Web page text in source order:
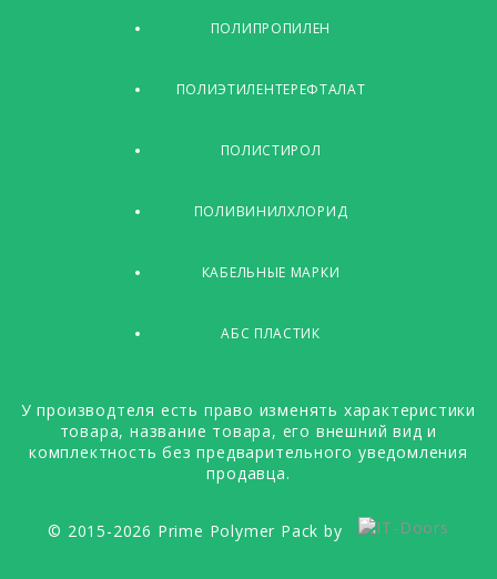
ПОЛИПРОПИЛЕН
ПОЛИЭТИЛЕНТЕРЕФТАЛАТ
ПОЛИСТИРОЛ
ПОЛИВИНИЛХЛОРИД
КАБЕЛЬНЫЕ МАРКИ
АБС ПЛАСТИК
У производтеля есть право изменять характеристики
товара, название товара, его внешний вид и
комплектность без предварительного уведомления
продавца.
© 2015-2026 Prime Polymer Pack by